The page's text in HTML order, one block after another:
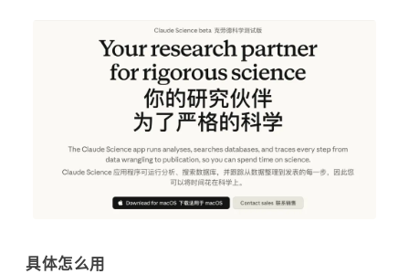
具体怎么用